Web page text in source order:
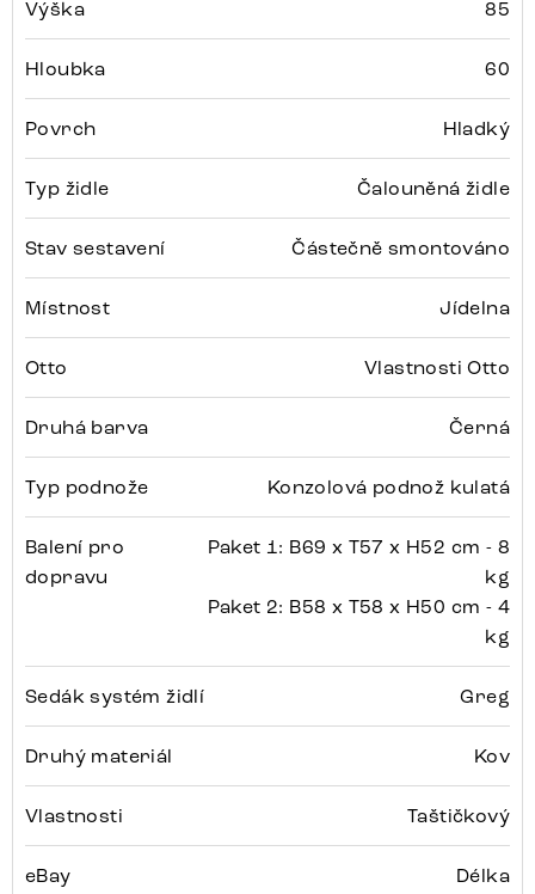
Výška 85
Hloubka 60
Povrch Hladký
Typ židle Čalouněná židle
Stav sestavení Částečně smontováno
Místnost Jídelna
Otto Vlastnosti Otto
Druhá barva Černá
Typ podnože Konzolová podnož kulatá
Balení pro
dopravu
Paket 1: B69 x T57 x H52 cm - 8
kg
Paket 2: B58 x T58 x H50 cm - 4
kg
Sedák systém židlí Greg
Druhý materiál Kov
Vlastnosti Taštičkový
eBay Délka